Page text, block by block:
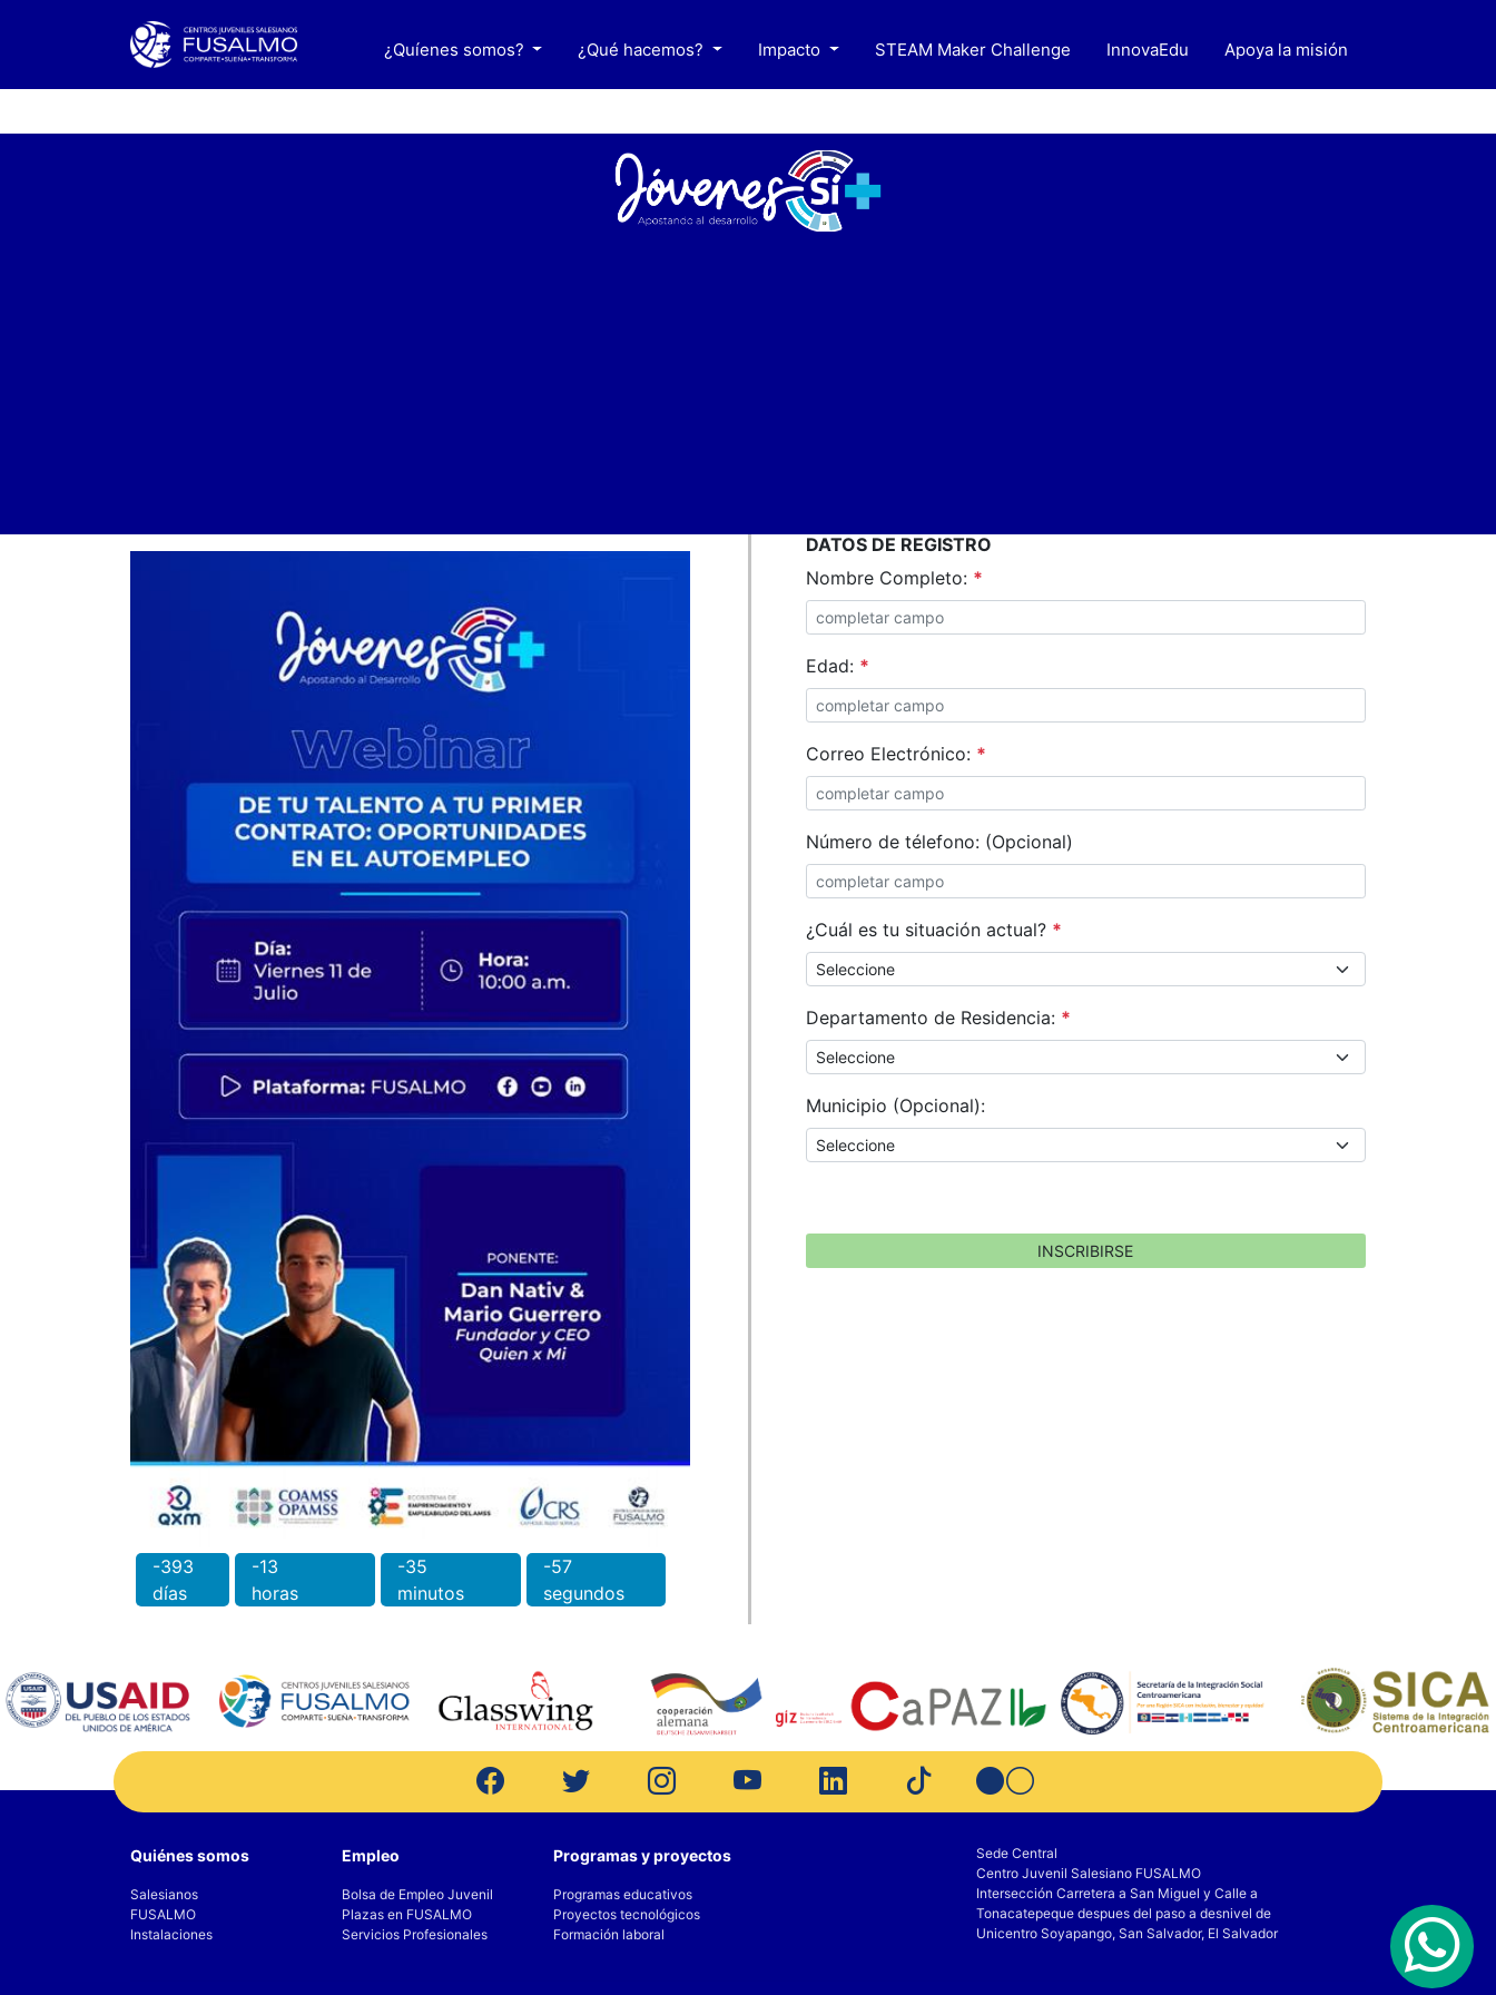
¿Quíenes somos? ¿Qué hacemos? Impacto STEAM Maker Challenge InnovaEdu Apoya la misión
-393
días
-13
horas
-35
minutos
-57
segundos
DATOS DE REGISTRO
Nombre Completo: *
Edad: *
Correo Electrónico: *
Número de télefono: (Opcional)
¿Cuál es tu situación actual? *
Departamento de Residencia: *
Municipio (Opcional):
INSCRIBIRSE
Quiénes somos
Salesianos
FUSALMO
Instalaciones
Empleo
Bolsa de Empleo Juvenil
Plazas en FUSALMO
Servicios Profesionales
Programas y proyectos
Programas educativos
Proyectos tecnológicos
Formación laboral
Sede Central
Centro Juvenil Salesiano FUSALMO
Intersección Carretera a San Miguel y Calle a
Tonacatepeque despues del paso a desnivel de
Unicentro Soyapango, San Salvador, El Salvador